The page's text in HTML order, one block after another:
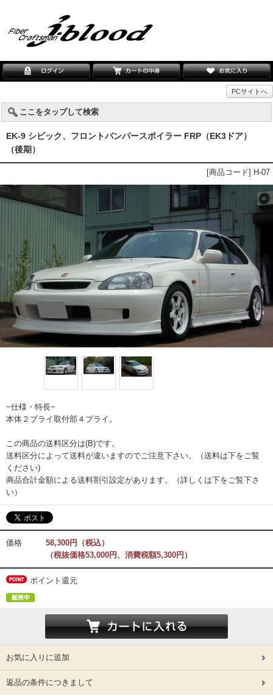
PCサイトへ
ここをタップして検索
EK-9 シビック、フロントバンパースポイラー FRP（EK3ドア）
（後期）
[商品コード] H-07
−仕様・特長−
本体２プライ取付部４プライ。
この商品の送料区分は(B)です。
送料区分によって送料が違いますのでご注意下さい。（送料は下をご覧
ください)
商品合計金額による送料割引設定があります。（詳しくは下をご覧下さ
い）
価格
58,300円（税込）
（税抜価格53,000円、消費税額5,300円）
ポイント還元
お気に入りに追加
返品の条件につきまして